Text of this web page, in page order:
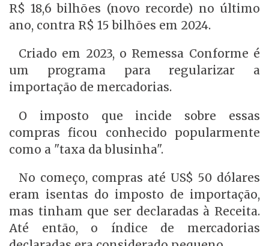
R$ 18,6 bilhões (novo recorde) no último
ano, contra R$ 15 bilhões em 2024.
Criado em 2023, o Remessa Conforme é
um programa para regularizar a
importação de mercadorias.
O imposto que incide sobre essas
compras ficou conhecido popularmente
como a "taxa da blusinha".
No começo, compras até US$ 50 dólares
eram isentas do imposto de importação,
mas tinham que ser declaradas à Receita.
Até então, o índice de mercadorias